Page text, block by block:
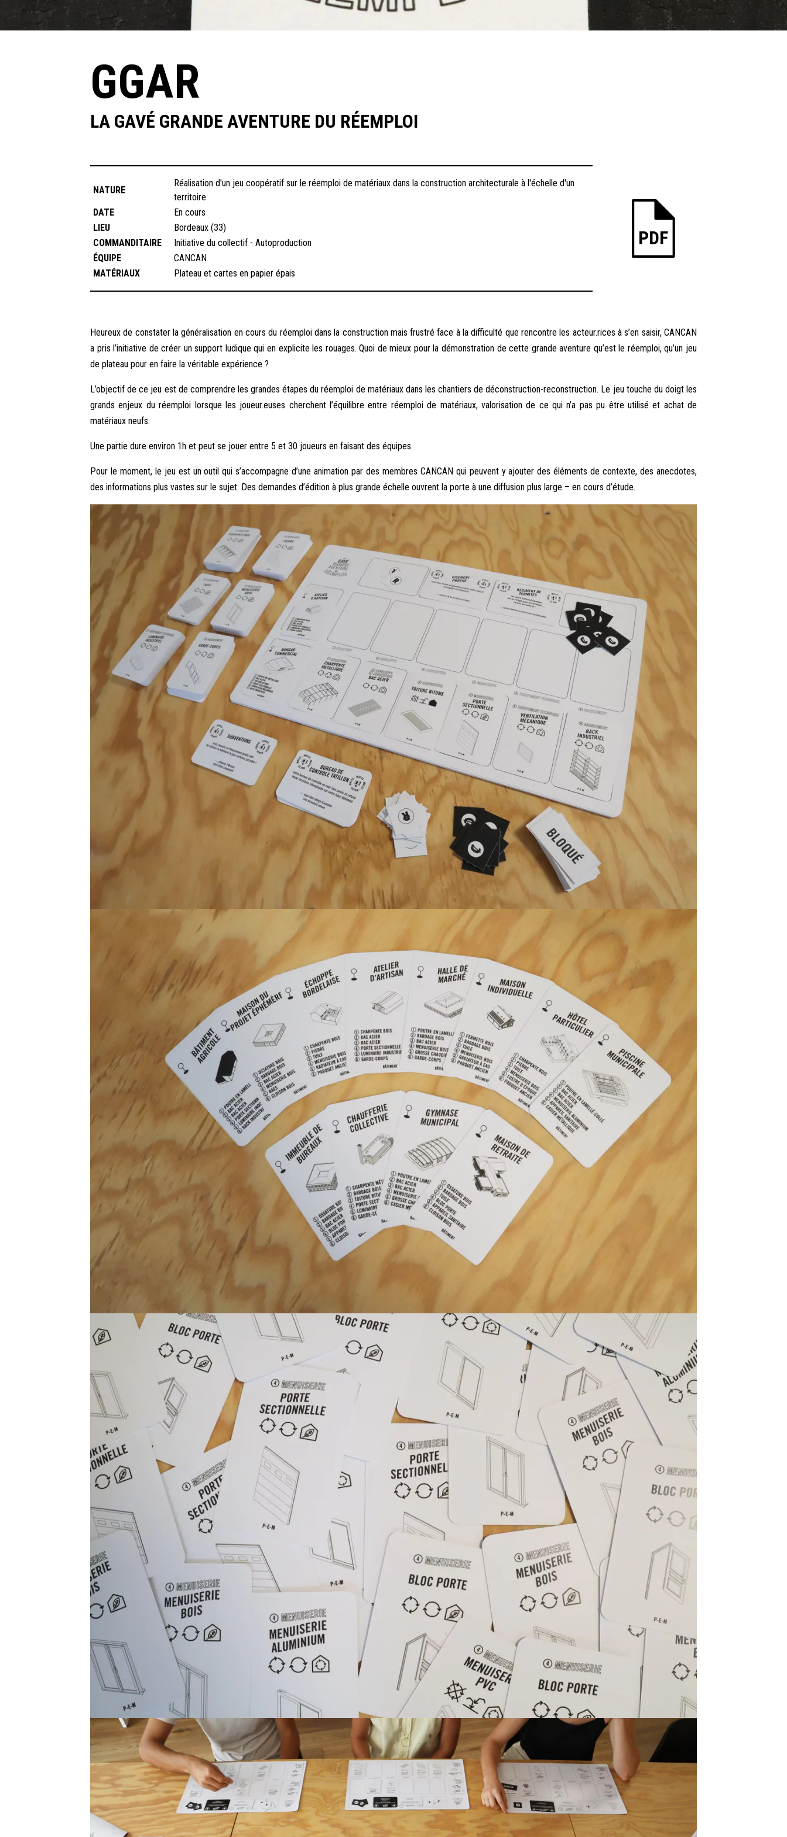
GGAR
LA GAVÉ GRANDE AVENTURE DU RÉEMPLOI
NATURE
Réalisation d'un jeu coopératif sur le réemploi de matériaux dans la construction architecturale à l'échelle d'un
territoire
DATE
En cours
LIEU
Bordeaux (33)
COMMANDITAIRE
Initiative du collectif - Autoproduction
ÉQUIPE
CANCAN
MATÉRIAUX
Plateau et cartes en papier épais
Heureux de constater la généralisation en cours du réemploi dans la construction mais frustré face à la difficulté que rencontre les acteur.rices à s’en saisir, CANCAN
a pris l’initiative de créer un support ludique qui en explicite les rouages. Quoi de mieux pour la démonstration de cette grande aventure qu’est le réemploi, qu’un jeu
de plateau pour en faire la véritable expérience ?
L’objectif de ce jeu est de comprendre les grandes étapes du réemploi de matériaux dans les chantiers de déconstruction-reconstruction. Le jeu touche du doigt les
grands enjeux du réemploi lorsque les joueur.euses cherchent l’équilibre entre réemploi de matériaux, valorisation de ce qui n’a pas pu être utilisé et achat de
matériaux neufs.
Une partie dure environ 1h et peut se jouer entre 5 et 30 joueurs en faisant des équipes.
Pour le moment, le jeu est un outil qui s’accompagne d’une animation par des membres CANCAN qui peuvent y ajouter des éléments de contexte, des anecdotes,
des informations plus vastes sur le sujet. Des demandes d’édition à plus grande échelle ouvrent la porte à une diffusion plus large – en cours d’étude.